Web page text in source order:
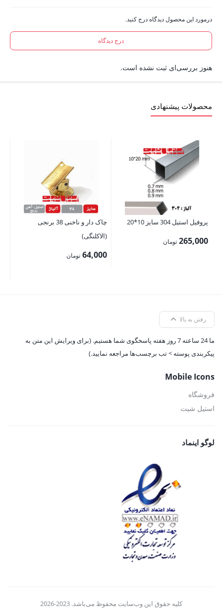
درمورد این محصول دیدگاه درج کنید.
درج دیدگاه
هنوز بررسی‌ای ثبت نشده است.
محصولات پیشنهادی
پروفیل استیل 304 سایز 10*20
265,000 تومان
چاک دار و ناخنی 38 برنجی
(الاکلنگی)
64,000 تومان
رفتن به بالا
ما 24 ساعته 7 روز هفته پاسخگوی شما هستیم. (برای ویرایش این متن به
پیکربندی پوسته > تب برچسب‌ها مراجعه نمایید.)
Mobile Icons
فروشگاه
استیل شیت
لوگو اینماد
کلیه حقوق این وب‌سایت محفوظ می‌باشد. 2023-2026